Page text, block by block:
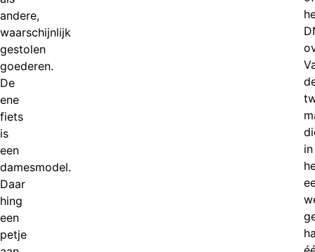
andere,
waarschijnlijk
gestolen
goederen.
De
ene
fiets
is
een
damesmodel.
Daar
hing
een
petje
in